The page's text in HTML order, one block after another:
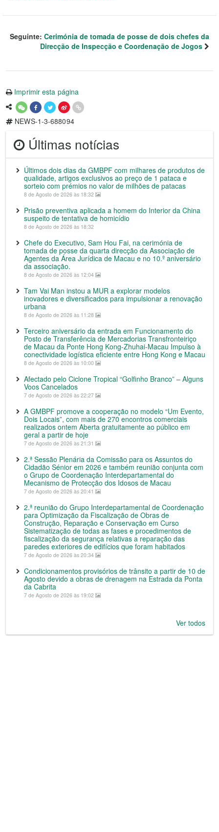
Seguinte: Cerimónia de tomada de posse de dois chefes da
Direcção de Inspecção e Coordenação de Jogos
Imprimir esta página
NEWS-1-3-688094
Últimas notícias
Últimos dois dias da GMBPF com milhares de produtos de
qualidade, artigos exclusivos ao preço de 1 pataca e
sorteio com prémios no valor de milhões de patacas
8 de Agosto de 2026 às 18:32
Prisão preventiva aplicada a homem do Interior da China
suspeito de tentativa de homicídio
8 de Agosto de 2026 às 18:32
Chefe do Executivo, Sam Hou Fai, na cerimónia de
tomada de posse da quarta direcção da Associação de
Agentes da Área Jurídica de Macau e no 10.º aniversário
da associação.
8 de Agosto de 2026 às 12:04
Tam Vai Man instou a MUR a explorar modelos
inovadores e diversificados para impulsionar a renovação
urbana
8 de Agosto de 2026 às 11:28
Terceiro aniversário da entrada em Funcionamento do
Posto de Transferência de Mercadorias Transfronteiriço
de Macau da Ponte Hong Kong-Zhuhai-Macau Impulso à
conectividade logística eficiente entre Hong Kong e Macau
8 de Agosto de 2026 às 10:00
Afectado pelo Ciclone Tropical “Golfinho Branco” – Alguns
Voos Cancelados
7 de Agosto de 2026 às 22:27
A GMBPF promove a cooperação no modelo “Um Evento,
Dois Locais”, com mais de 270 encontros comerciais
realizados ontem Aberta gratuitamente ao público em
geral a partir de hoje
7 de Agosto de 2026 às 21:31
2.ª Sessão Plenária da Comissão para os Assuntos do
Cidadão Sénior em 2026 e também reunião conjunta com
o Grupo de Coordenação Interdepartamental do
Mecanismo de Protecção dos Idosos de Macau
7 de Agosto de 2026 às 20:41
2.ª reunião do Grupo Interdepartamental de Coordenação
para Optimização da Fiscalização de Obras de
Construção, Reparação e Conservação em Curso
Sistematização de todas as fases e procedimentos de
fiscalização da segurança relativas a reparação das
paredes exteriores de edifícios que foram habitados
7 de Agosto de 2026 às 20:34
Condicionamentos provisórios de trânsito a partir de 10 de
Agosto devido a obras de drenagem na Estrada da Ponta
da Cabrita
7 de Agosto de 2026 às 19:02
Ver todos